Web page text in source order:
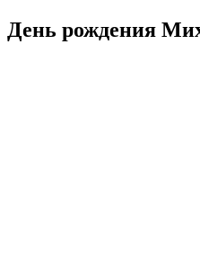
День рождения